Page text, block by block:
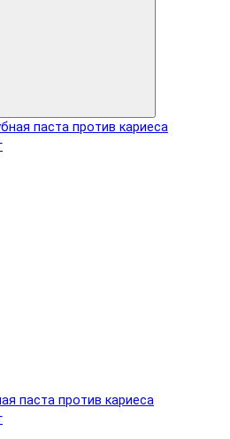
паста против кариеса